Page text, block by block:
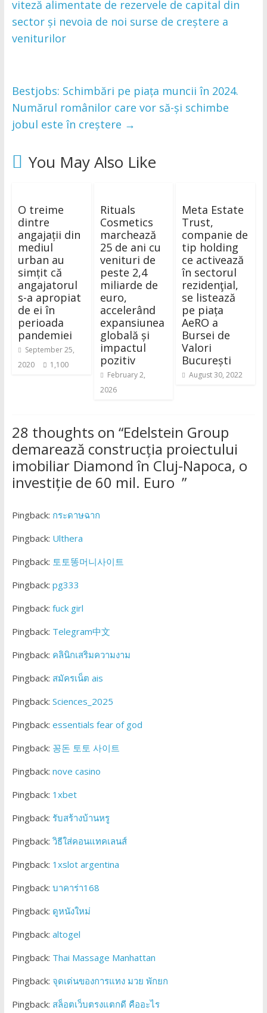
viteză alimentate de rezervele de capital din
sector și nevoia de noi surse de creștere a
veniturilor
Bestjobs: Schimbări pe piața muncii în 2024.
Numărul românilor care vor să-și schimbe
jobul este în creștere →
You May Also Like
O treime
dintre
angajații din
mediul
urban au
simțit că
angajatorul
s-a apropiat
de ei în
perioada
pandemiei
September 25,
2020
1,100
Rituals
Cosmetics
marchează
25 de ani cu
venituri de
peste 2,4
miliarde de
euro,
accelerând
expansiunea
globală și
impactul
pozitiv
February 2,
2026
Meta Estate
Trust,
companie de
tip holding
ce activează
în sectorul
rezidenţial,
se listează
pe piața
AeRO a
Bursei de
Valori
București
August 30, 2022
28 thoughts on “Edelstein Group
demarează construcția proiectului
imobiliar Diamond în Cluj-Napoca, o
investiție de 60 mil. Euro ”
Pingback: กระดาษฉาก
Pingback: Ulthera
Pingback: 토토똥머니사이트
Pingback: pg333
Pingback: fuck girl
Pingback: Telegram中文
Pingback: คลินิกเสริมความงาม
Pingback: สมัครเน็ต ais
Pingback: Sciences_2025
Pingback: essentials fear of god
Pingback: 꽁돈 토토 사이트
Pingback: nove casino
Pingback: 1xbet
Pingback: รับสร้างบ้านหรู
Pingback: วิธีใส่คอนแทคเลนส์
Pingback: 1xslot argentina
Pingback: บาคาร่า168
Pingback: ดูหนังใหม่
Pingback: altogel
Pingback: Thai Massage Manhattan
Pingback: จุดเด่นของการแทง มวย พักยก
Pingback: สล็อตเว็บตรงแตกดี คืออะไร